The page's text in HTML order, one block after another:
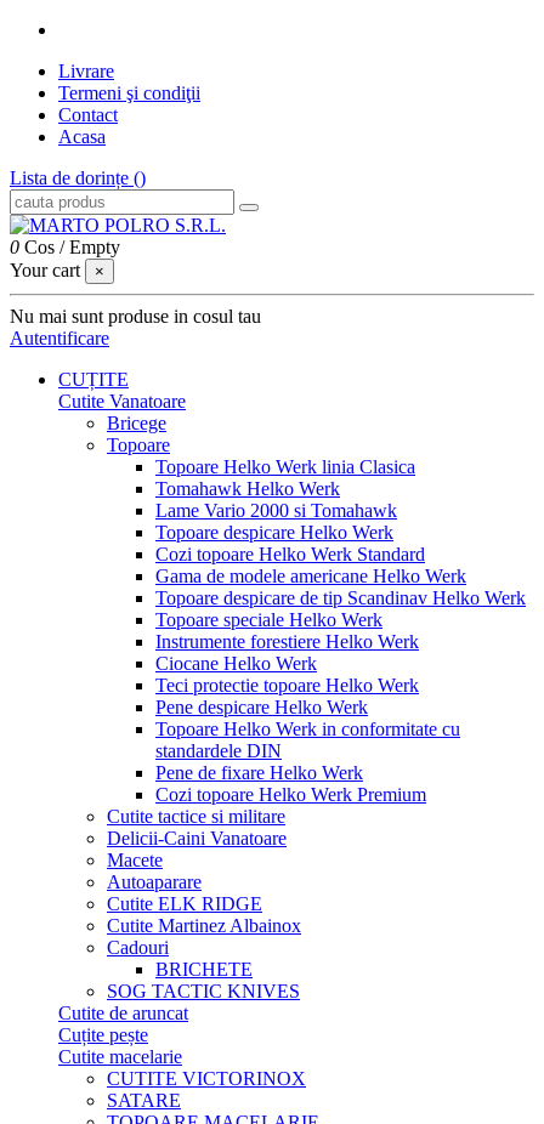
Livrare
Termeni şi condiţii
Contact
Acasa
Lista de dorințe ()
0 Cos /Empty
Your cart
×
Nu mai sunt produse in cosul tau
Autentificare
CUȚITE
Cutite Vanatoare
Bricege
Topoare
Topoare Helko Werk linia Clasica
Tomahawk Helko Werk
Lame Vario 2000 si Tomahawk
Topoare despicare Helko Werk
Cozi topoare Helko Werk Standard
Gama de modele americane Helko Werk
Topoare despicare de tip Scandinav Helko Werk
Topoare speciale Helko Werk
Instrumente forestiere Helko Werk
Ciocane Helko Werk
Teci protectie topoare Helko Werk
Pene despicare Helko Werk
Topoare Helko Werk in conformitate cu
standardele DIN
Pene de fixare Helko Werk
Cozi topoare Helko Werk Premium
Cutite tactice si militare
Delicii-Caini Vanatoare
Macete
Autoaparare
Cutite ELK RIDGE
Cutite Martinez Albainox
Cadouri
BRICHETE
SOG TACTIC KNIVES
Cutite de aruncat
Cuțite pește
Cutite macelarie
CUTITE VICTORINOX
SATARE